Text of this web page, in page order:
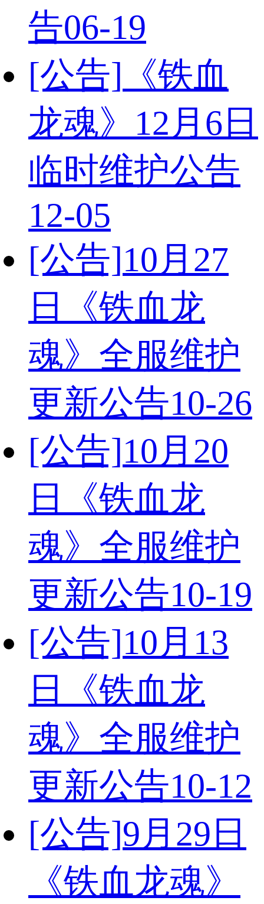
告06-19
[公告] 《铁血
龙魂》12月6日
临时维护公告
12-05
[公告]10月27
日《铁血龙
魂》全服维护
更新公告10-26
[公告]10月20
日《铁血龙
魂》全服维护
更新公告10-19
[公告]10月13
日《铁血龙
魂》全服维护
更新公告10-12
[公告]9月29日
《铁血龙魂》